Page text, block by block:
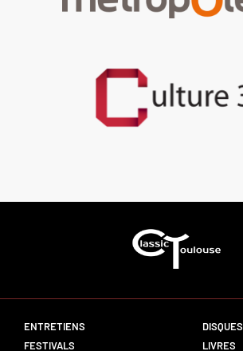
ENTRETIENS
FESTIVALS
DISQUES
LIVRES